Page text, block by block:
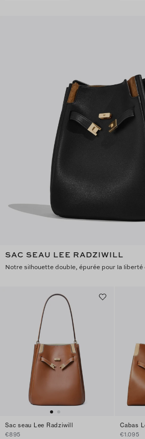
SAC SEAU LEE RADZIWILL
Notre silhouette double, épurée pour la liberté
Sac seau Lee Radziwill
€895
Cabas
€1.095